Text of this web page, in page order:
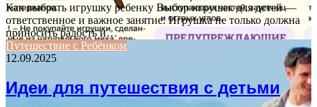
Как выбрать игрушку ребенку Выбор игрушек для детей —
ответственное и важное занятие. Игрушка не только должна
приносить радость и…
Путешествие с Ребёнком
12.09.2025
Идеи для путешествия с детьми